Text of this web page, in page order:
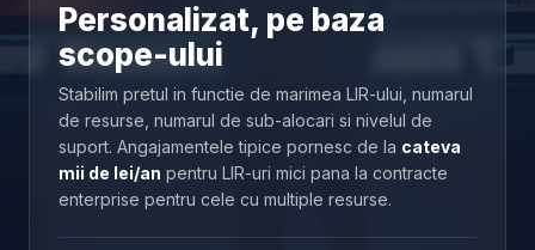
Personalizat, pe baza
scope-ului
Stabilim pretul in functie de marimea LIR-ului, numarul
de resurse, numarul de sub-alocari si nivelul de
suport. Angajamentele tipice pornesc de la cateva
mii de lei/an pentru LIR-uri mici pana la contracte
enterprise pentru cele cu multiple resurse.